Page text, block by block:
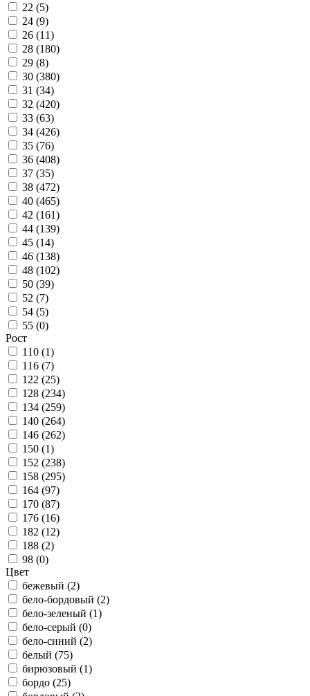
22 (5)
24 (9)
26 (11)
28 (180)
29 (8)
30 (380)
31 (34)
32 (420)
33 (63)
34 (426)
35 (76)
36 (408)
37 (35)
38 (472)
40 (465)
42 (161)
44 (139)
45 (14)
46 (138)
48 (102)
50 (39)
52 (7)
54 (5)
55 (0)
Рост
110 (1)
116 (7)
122 (25)
128 (234)
134 (259)
140 (264)
146 (262)
150 (1)
152 (238)
158 (295)
164 (97)
170 (87)
176 (16)
182 (12)
188 (2)
98 (0)
Цвет
бежевый (2)
бело-бордовый (2)
бело-зеленый (1)
бело-серый (0)
бело-синий (2)
белый (75)
бирюзовый (1)
бордо (25)